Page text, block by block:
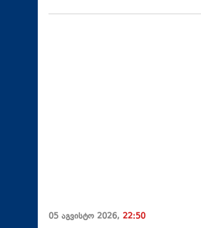
05 აგვისტო 2026, 22:50